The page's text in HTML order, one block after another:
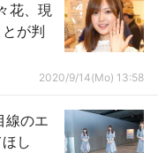
花、現
が判
2020/9/14(Mo) 13:58
線のエ
し